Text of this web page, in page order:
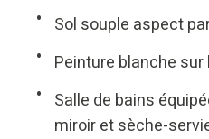
Sol souple aspect
Peinture blanche
Salle de bains
miroir et sèche-